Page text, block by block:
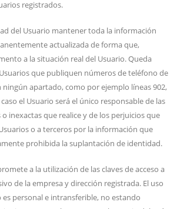
registrados.
del Usuario mantener toda la información
actualizada de forma que,
a la situación real del Usuario. Queda
que publiquen números de teléfono de
ningún apartado, como por ejemplo líneas 902,
el Usuario será el único responsable de las
inexactas que realice y de los perjuicios que
o a terceros por la información que
prohibida la suplantación de identidad.
a la utilización de las claves de acceso a
de la empresa y dirección registrada. El uso
es personal e intransferible, no estando